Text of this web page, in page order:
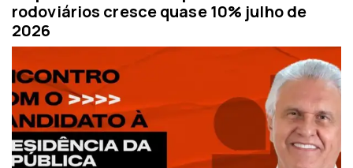
rodoviários cresce quase 10% julho de
2026